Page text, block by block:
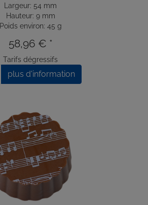
Largeur: 54 mm
Hauteur: 9 mm
Poids environ: 45 g
58,96 € *
Tarifs dégressifs
plus d'information